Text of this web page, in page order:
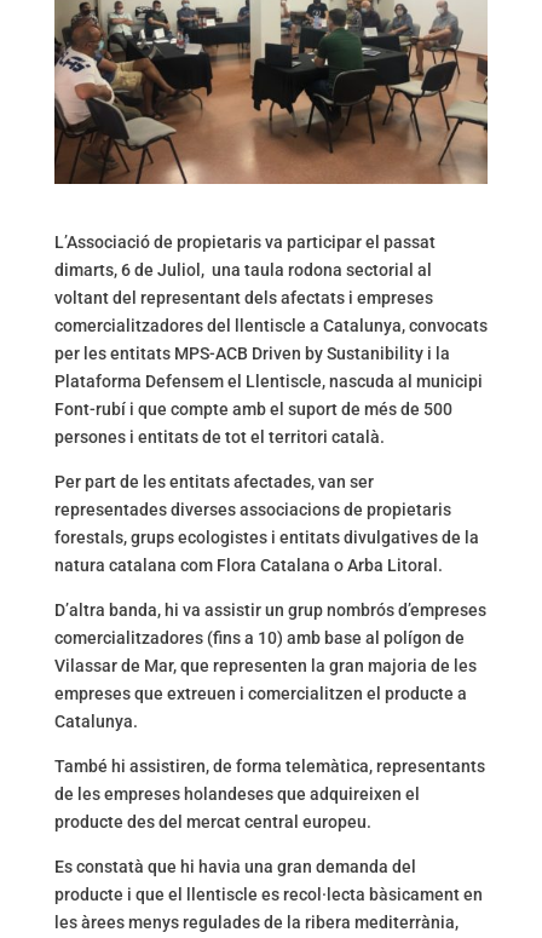
L’Associació de propietaris va participar el passat
dimarts, 6 de Juliol, una taula rodona sectorial al
voltant del representant dels afectats i empreses
comercialitzadores del llentiscle a Catalunya, convocats
per les entitats MPS-ACB Driven by Sustanibility i la
Plataforma Defensem el Llentiscle, nascuda al municipi
Font-rubí i que compte amb el suport de més de 500
persones i entitats de tot el territori català.
Per part de les entitats afectades, van ser
representades diverses associacions de propietaris
forestals, grups ecologistes i entitats divulgatives de la
natura catalana com Flora Catalana o Arba Litoral.
D’altra banda, hi va assistir un grup nombrós d’empreses
comercialitzadores (fins a 10) amb base al polígon de
Vilassar de Mar, que representen la gran majoria de les
empreses que extreuen i comercialitzen el producte a
Catalunya.
També hi assistiren, de forma telemàtica, representants
de les empreses holandeses que adquireixen el
producte des del mercat central europeu.
Es constatà que hi havia una gran demanda del
producte i que el llentiscle es recol·lecta bàsicament en
les àrees menys regulades de la ribera mediterrània,